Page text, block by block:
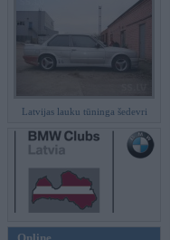
Latvijas lauku tūninga šedevri